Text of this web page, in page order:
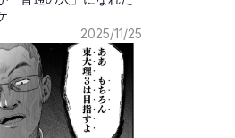
2025/11/25